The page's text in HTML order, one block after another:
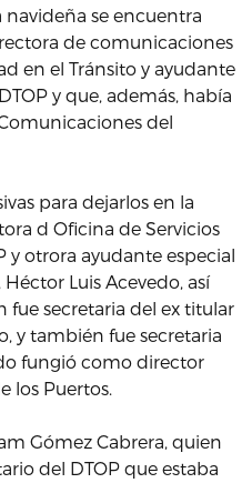
se encuentra
de comunicaciones
en el Tránsito y ayudante
y que, además, había
del
para dejarlos en la
d Oficina de Servicios
y otrora ayudante especial
Luis Acevedo, así
fue secretaria del ex titular
y también fue secretaria
fungió como director
los Puertos.
Gómez Cabrera, quien
del DTOP que estaba